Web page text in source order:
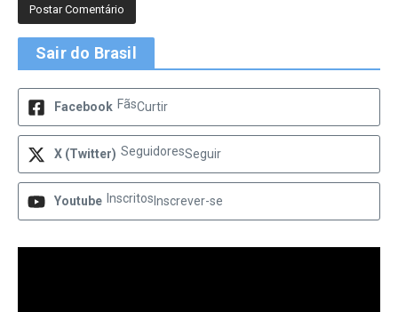
Sair do Brasil
Facebook FãsCurtir
X (Twitter) SeguidoresSeguir
Youtube Inscritos Inscrever-se